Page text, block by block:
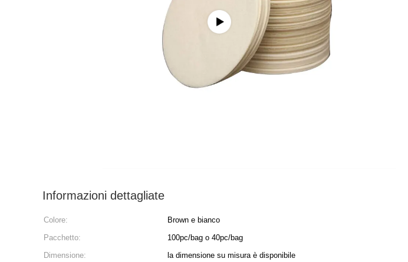
Informazioni dettagliate
Colore: Brown e bianco
Pacchetto:
100pc/bag o 40pc/bag
Dimensione:
la dimensione su misura è disponibile